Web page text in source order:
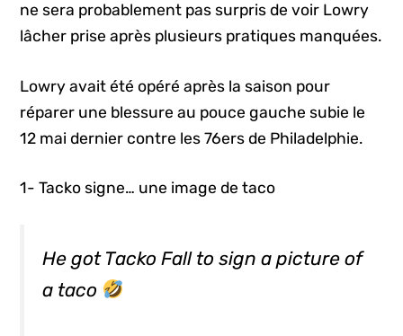
ne sera probablement pas surpris de voir Lowry
lâcher prise après plusieurs pratiques manquées.
Lowry avait été opéré après la saison pour
réparer une blessure au pouce gauche subie le
12 mai dernier contre les 76ers de Philadelphie.
1- Tacko signe… une image de taco
He got Tacko Fall to sign a picture of
a taco